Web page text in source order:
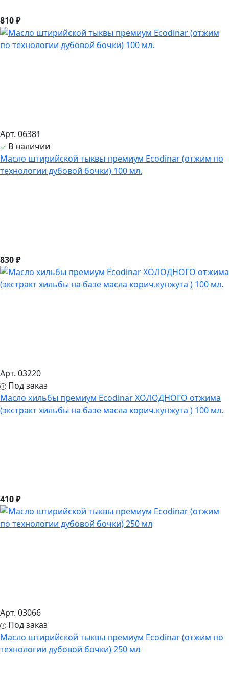
810 ₽
Арт. 06381
В наличии
Масло штирийской тыквы премиум Ecodinar (отжим по
технологии дубовой бочки) 100 мл.
830 ₽
Арт. 03220
Под заказ
Масло хильбы премиум Ecodinar ХОЛОДНОГО отжима
(экстракт хильбы на базе масла корич.кунжута ) 100 мл.
410 ₽
Арт. 03066
Под заказ
Масло штирийской тыквы премиум Ecodinar (отжим по
технологии дубовой бочки) 250 мл